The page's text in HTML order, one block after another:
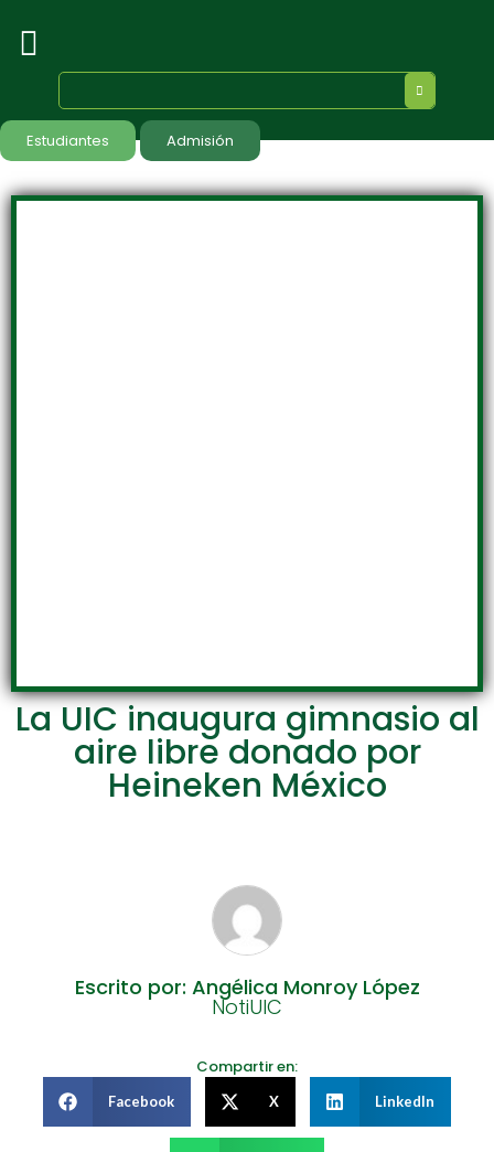
Estudiantes Admisión
La UIC inaugura gimnasio al
aire libre donado por
Heineken México
Escrito por: Angélica Monroy López
NotiUIC
Compartir en:
Facebook X LinkedIn